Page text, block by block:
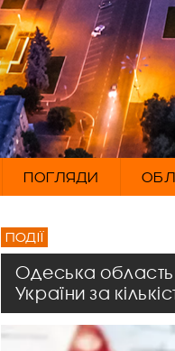
ПОГЛЯДИ
ПОДІЇ
Одеська область
України за